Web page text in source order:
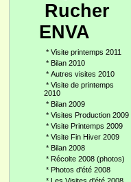
Rucher
ENVA
* Visite printemps 2011
* Bilan 2010
* Autres visites 2010
* Visite de printemps
2010
* Bilan 2009
* Visites Production 2009
* Visite Printemps 2009
* Visite Fin Hiver 2009
* Bilan 2008
* Récolte 2008 (photos)
* Photos d'été 2008